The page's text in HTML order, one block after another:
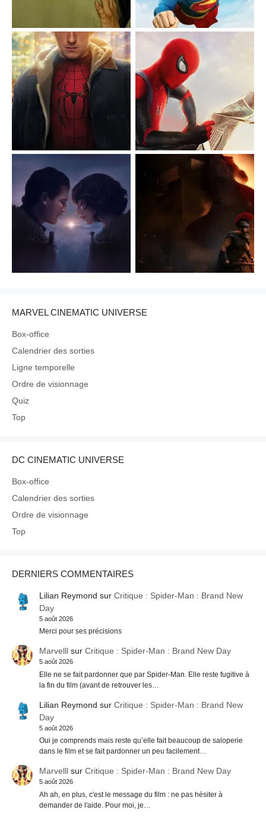
MARVEL CINEMATIC UNIVERSE
Box-office
Calendrier des sorties
Ligne temporelle
Ordre de visionnage
Quiz
Top
DC CINEMATIC UNIVERSE
Box-office
Calendrier des sorties
Ordre de visionnage
Top
DERNIERS COMMENTAIRES
Lilian Reymond sur Critique : Spider-Man : Brand New
Day
5 août 2026
Merci pour ses précisions
Marvelllsur Critique : Spider-Man : Brand New Day
5 août 2026
Elle ne se fait pardonner que par Spider-Man. Elle reste fugitive à
la fin du film (avant de retrouver les…
Lilian Reymond sur Critique : Spider-Man : Brand New
Day
5 août 2026
Oui je comprends mais reste qu’elle fait beaucoup de saloperie
dans le film et se fait pardonner un peu facilement…
Marvelllsur Critique : Spider-Man : Brand New Day
5 août 2026
Ah ah, en plus, c'est le message du film : ne pas hésiter à
demander de l'aide. Pour moi, je…